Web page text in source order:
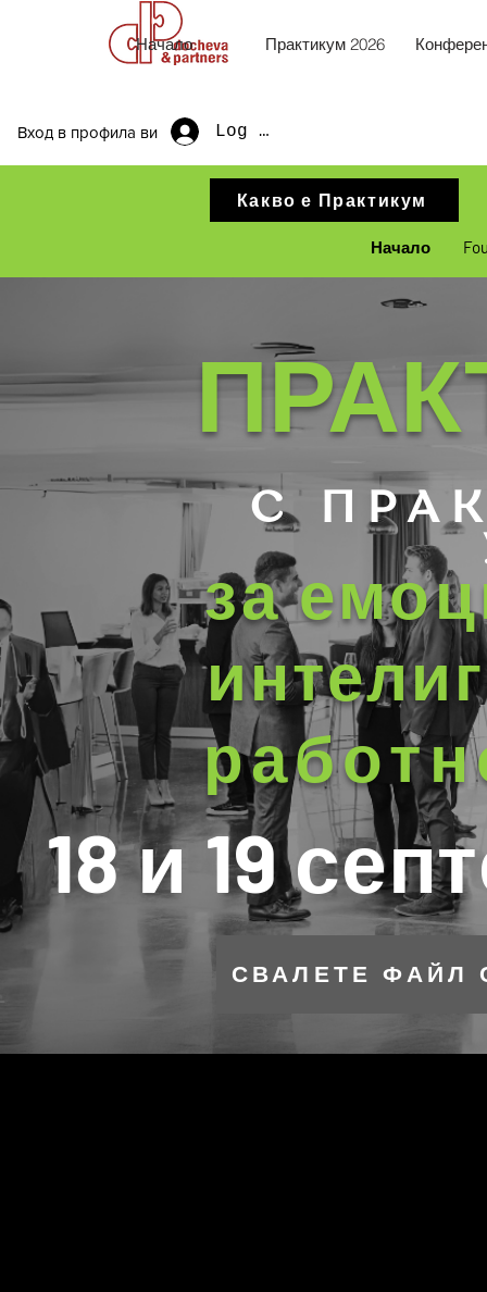
Начало Практикум 2026
Вход в профила ви Log In
Какво е Практикум
Начало
за
С
18 и 19
СВАЛЕТЕ ФАЙЛ